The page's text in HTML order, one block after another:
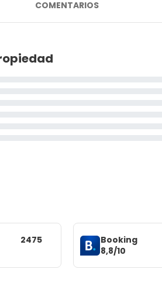
COMENTARIOS
2475
Booking
8,8/10